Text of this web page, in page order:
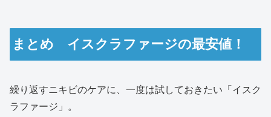
まとめ イスクラファージの最安値！
繰り返すニキビのケアに、一度は試しておきたい「イスク
ラファージ」。